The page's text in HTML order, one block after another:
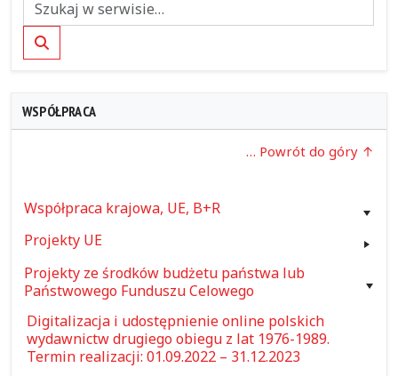
Szukaj
WSPÓŁPRACA
… Powrót do góry
Współpraca krajowa, UE, B+R
Projekty UE
Projekty ze środków budżetu państwa lub
Państwowego Funduszu Celowego
Digitalizacja i udostępnienie online polskich
wydawnictw drugiego obiegu z lat 1976-1989.
Termin realizacji: 01.09.2022 – 31.12.2023